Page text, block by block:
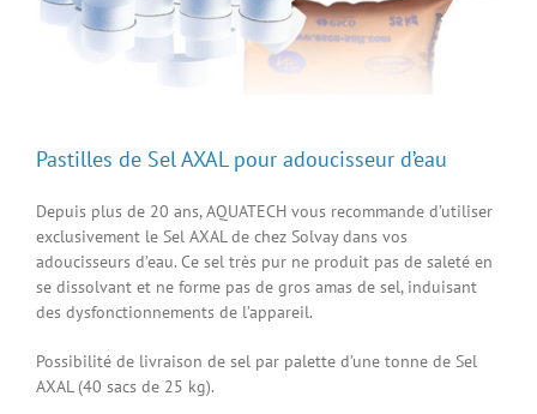
Pastilles de Sel AXAL pour adoucisseur d’eau
Depuis plus de 20 ans, AQUATECH vous recommande d’utiliser
exclusivement le Sel AXAL de chez Solvay dans vos
adoucisseurs d’eau. Ce sel très pur ne produit pas de saleté en
se dissolvant et ne forme pas de gros amas de sel, induisant
des dysfonctionnements de l’appareil.
Possibilité de livraison de sel par palette d’une tonne de Sel
AXAL (40 sacs de 25 kg).